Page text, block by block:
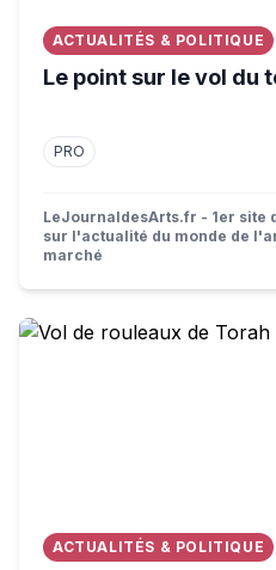
ACTUALITÉS & POLITIQUE
Le point sur le vol du
PRO
LeJournaldesArts.fr - 1er site
sur l'actualité du monde de
marché
Vol de rouleaux de Torah
ACTUALITÉS & POLITIQUE